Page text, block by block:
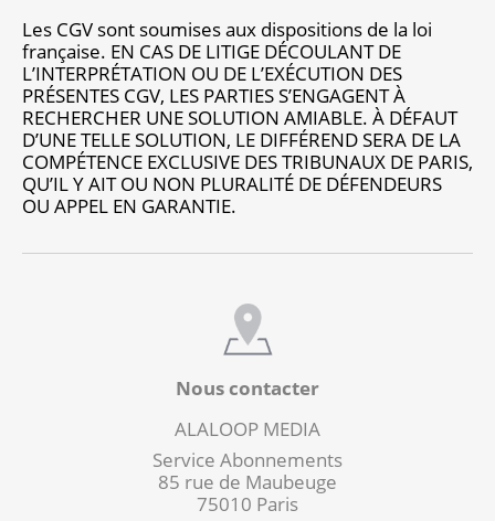
Les CGV sont soumises aux dispositions de la loi
française. EN CAS DE LITIGE DÉCOULANT DE
L’INTERPRÉTATION OU DE L’EXÉCUTION DES
PRÉSENTES CGV, LES PARTIES S’ENGAGENT À
RECHERCHER UNE SOLUTION AMIABLE. À DÉFAUT
D’UNE TELLE SOLUTION, LE DIFFÉREND SERA DE LA
COMPÉTENCE EXCLUSIVE DES TRIBUNAUX DE PARIS,
QU’IL Y AIT OU NON PLURALITÉ DE DÉFENDEURS
OU APPEL EN GARANTIE.
Nous contacter
ALALOOP MEDIA
Service Abonnements
85 rue de Maubeuge
75010 Paris